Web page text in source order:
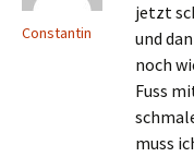
Constantin
jetzt
und
noch
Fuss
muss